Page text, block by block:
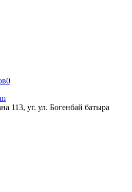
0
113, уг. ул. Богенбай батыра